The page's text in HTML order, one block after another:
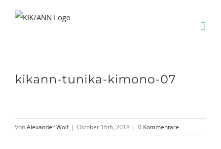
kikann-tunika-kimono-07
VonAlexander Wolf | Oktober 16th, 2018 | 0 Kommentare